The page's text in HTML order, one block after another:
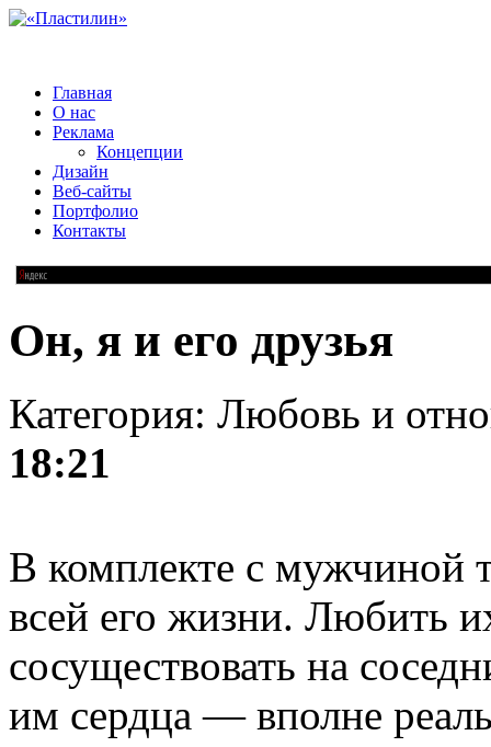
Главная
О нас
Реклама
Концепции
Дизайн
Веб-сайты
Портфолио
Контакты
Он, я и его друзья
Категория: Любовь и
18:21
В комплекте с мужчиной
всей его жизни. Любить
сосуществовать на
им сердца — вполне